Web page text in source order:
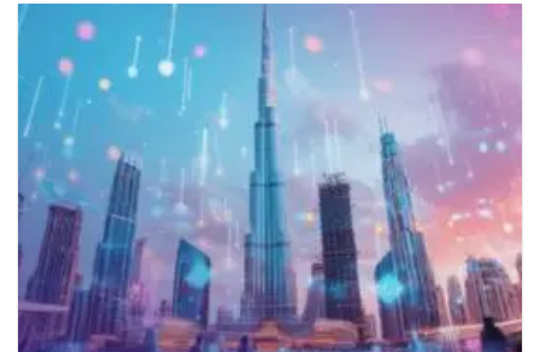
khiến hơn 185 triệu USD vị thế mua bị xóa...